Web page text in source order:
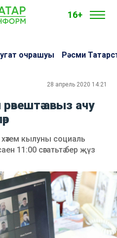
16+
очрашуы Рәсми
28 апрель 2020 14:21
авыз ачу
кылуны социаль
11:00 сәгатьтә бер җүз